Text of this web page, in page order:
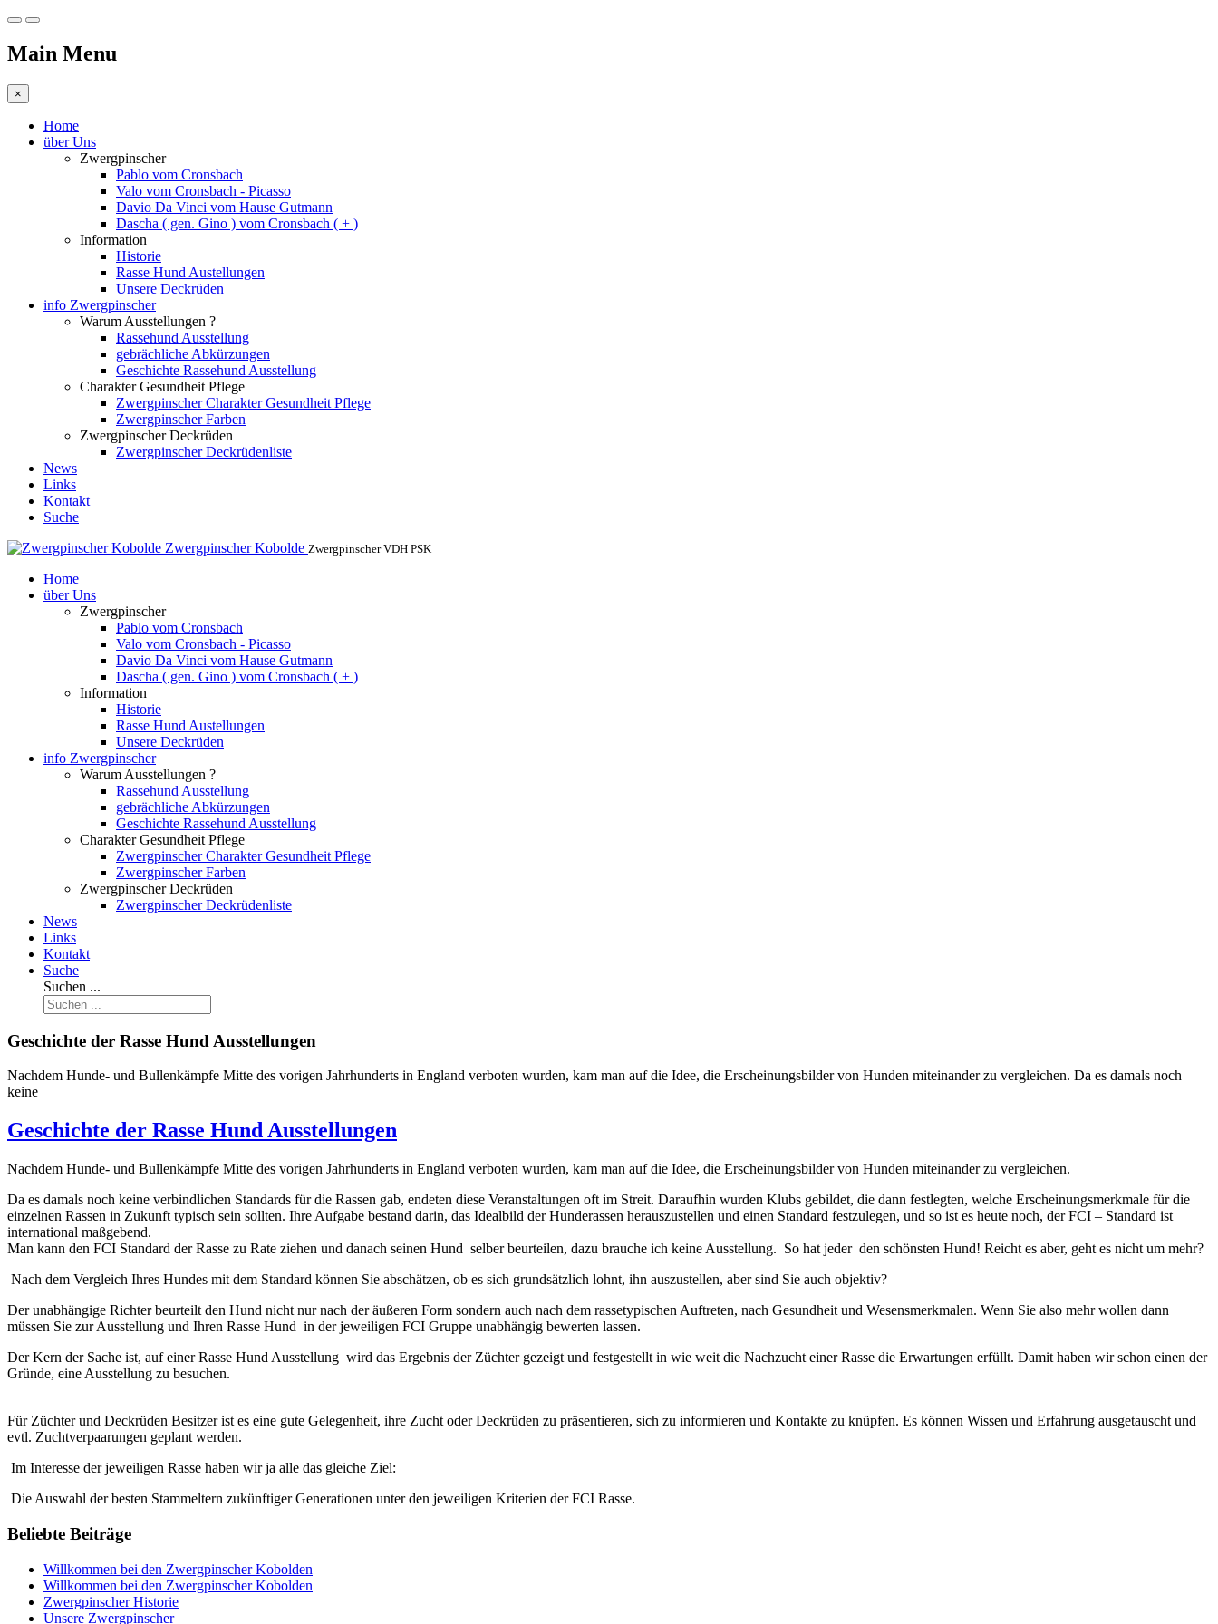
Main Menu
×
Home
über Uns
Zwergpinscher
Pablo vom Cronsbach
Valo vom Cronsbach - Picasso
Davio Da Vinci vom Hause Gutmann
Dascha ( gen. Gino ) vom Cronsbach ( + )
Information
Historie
Rasse Hund Austellungen
Unsere Deckrüden
info Zwergpinscher
Warum Ausstellungen ?
Rassehund Ausstellung
gebrächliche Abkürzungen
Geschichte Rassehund Ausstellung
Charakter Gesundheit Pflege
Zwergpinscher Charakter Gesundheit Pflege
Zwergpinscher Farben
Zwergpinscher Deckrüden
Zwergpinscher Deckrüdenliste
News
Links
Kontakt
Suche
Zwergpinscher Kobolde Zwergpinscher VDH PSK
Home
über Uns
Zwergpinscher
Pablo vom Cronsbach
Valo vom Cronsbach - Picasso
Davio Da Vinci vom Hause Gutmann
Dascha ( gen. Gino ) vom Cronsbach ( + )
Information
Historie
Rasse Hund Austellungen
Unsere Deckrüden
info Zwergpinscher
Warum Ausstellungen ?
Rassehund Ausstellung
gebrächliche Abkürzungen
Geschichte Rassehund Ausstellung
Charakter Gesundheit Pflege
Zwergpinscher Charakter Gesundheit Pflege
Zwergpinscher Farben
Zwergpinscher Deckrüden
Zwergpinscher Deckrüdenliste
News
Links
Kontakt
Suche
Suchen ...
Geschichte der Rasse Hund Ausstellungen
Nachdem Hunde- und Bullenkämpfe Mitte des vorigen Jahrhunderts in England verboten wurden, kam man auf die Idee, die Erscheinungsbilder von Hunden miteinander zu vergleichen. Da es damals noch
keine
Geschichte der Rasse Hund Ausstellungen
Nachdem Hunde- und Bullenkämpfe Mitte des vorigen Jahrhunderts in England verboten wurden, kam man auf die Idee, die Erscheinungsbilder von Hunden miteinander zu vergleichen.
Da es damals noch keine verbindlichen Standards für die Rassen gab, endeten diese Veranstaltungen oft im Streit. Daraufhin wurden Klubs gebildet, die dann festlegten, welche Erscheinungsmerkmale für die
einzelnen Rassen in Zukunft typisch sein sollten. Ihre Aufgabe bestand darin, das Idealbild der Hunderassen herauszustellen und einen Standard festzulegen, und so ist es heute noch, der FCI – Standard ist
international maßgebend.
Man kann den FCI Standard der Rasse zu Rate ziehen und danach seinen Hund selber beurteilen, dazu brauche ich keine Ausstellung. So hat jeder den schönsten Hund! Reicht es aber, geht es nicht um mehr?
Nach dem Vergleich Ihres Hundes mit dem Standard können Sie abschätzen, ob es sich grundsätzlich lohnt, ihn auszustellen, aber sind Sie auch objektiv?
Der unabhängige Richter beurteilt den Hund nicht nur nach der äußeren Form sondern auch nach dem rassetypischen Auftreten, nach Gesundheit und Wesensmerkmalen. Wenn Sie also mehr wollen dann
müssen Sie zur Ausstellung und Ihren Rasse Hund in der jeweiligen FCI Gruppe unabhängig bewerten lassen.
Der Kern der Sache ist, auf einer Rasse Hund Ausstellung wird das Ergebnis der Züchter gezeigt und festgestellt in wie weit die Nachzucht einer Rasse die Erwartungen erfüllt. Damit haben wir schon einen der
Gründe, eine Ausstellung zu besuchen.
Für Züchter und Deckrüden Besitzer ist es eine gute Gelegenheit, ihre Zucht oder Deckrüden zu präsentieren, sich zu informieren und Kontakte zu knüpfen. Es können Wissen und Erfahrung ausgetauscht und
evtl. Zuchtverpaarungen geplant werden.
Im Interesse der jeweiligen Rasse haben wir ja alle das gleiche Ziel:
Die Auswahl der besten Stammeltern zukünftiger Generationen unter den jeweiligen Kriterien der FCI Rasse.
Beliebte Beiträge
Willkommen bei den Zwergpinscher Kobolden
Willkommen bei den Zwergpinscher Kobolden
Zwergpinscher Historie
Unsere Zwergpinscher